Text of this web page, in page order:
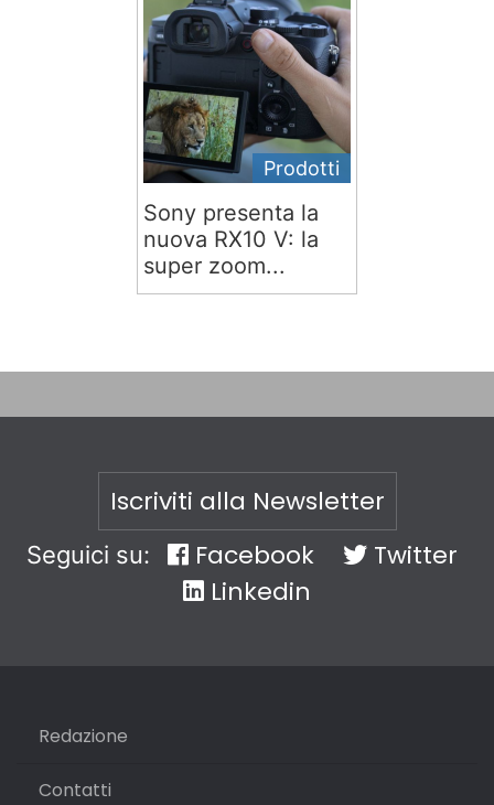
Prodotti
Sony presenta la
nuova RX10 V: la
super zoom...
Iscriviti alla Newsletter
Seguici su: Facebook
Twitter
Linkedin
Redazione
Contatti